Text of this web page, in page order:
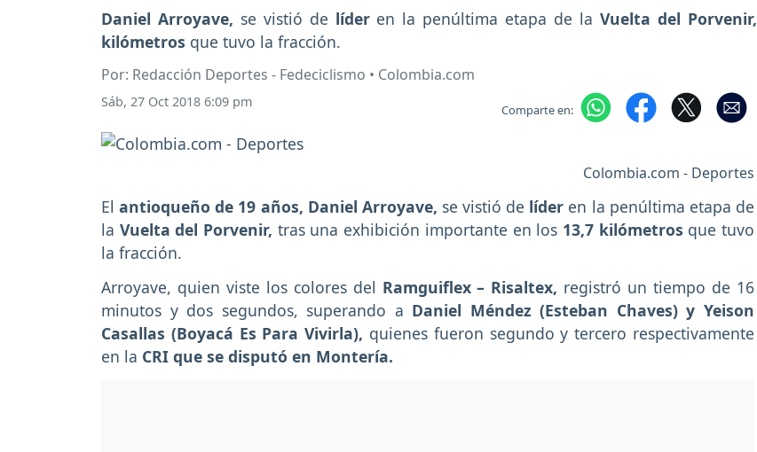
Daniel Arroyave, se vistió de líderen la penúltima etapa de la Vuelta del Porvenir,
kilómetros que tuvo la fracción.
Por: Redacción Deportes - Fedeciclismo • Colombia.com
Sáb, 27 Oct 2018 6:09 pm Comparte en:
Colombia.com - Deportes
Elantioqueño de 19 años, Daniel Arroyave, se vistió de líder en la penúltima etapa de
la Vuelta del Porvenir, tras una exhibición importante en los 13,7 kilómetros que tuvo
la fracción.
Arroyave, quien viste los colores del Ramguiflex – Risaltex, registró un tiempo de 16
minutos y dos segundos, superando a Daniel Méndez (Esteban Chaves) y Yeison
Casallas (Boyacá Es Para Vivirla), quienes fueron segundo y tercero respectivamente
en la CRI que se disputó en Montería.